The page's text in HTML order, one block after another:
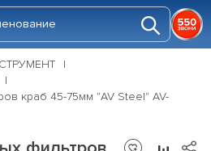
краб 45-75мм "AV Steel" AV-